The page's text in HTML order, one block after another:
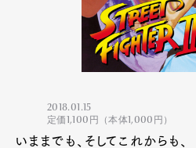
2018.01.15
定価1,100円（本体1,000円）
いままでも、そしてこれからも、